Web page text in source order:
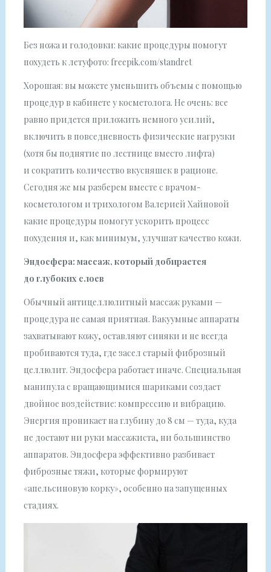
Без ножа и голодовки: какие процедуры помогут
похудеть к летуфото: freepik.com/standret
Хорошая: вы можете уменьшить объемы с помощью
процедур в кабинете у косметолога. Не очень: все
равно придется приложить немного усилий,
включить в повседневность физические нагрузки
(хотя бы поднятие по лестнице вместо лифта)
и сократить количество вкусняшек в рационе.
Сегодня же мы разберем вместе с врачом-
косметологом и трихологом Валерией Хайновой
какие процедуры помогут ускорить процесс
похудения и, как минимум, улучшат качество кожи.
Эндосфера: массаж, который добирается
до глубоких слоев
Обычный антицеллюлитный массаж руками —
процедура не самая приятная. Вакуумные аппараты
захватывают кожу, оставляют синяки и не всегда
пробиваются туда, где засел старый фиброзный
целлюлит. Эндосфера работает иначе. Специальная
манипула с вращающимися шариками создает
двойное воздействие: компрессию и вибрацию.
Энергия проникает на глубину до 8 см — туда, куда
не достают ни руки массажиста, ни большинство
аппаратов. Эндосфера эффективно разбивает
фиброзные тяжи, которые формируют
«апельсиновую корку», особенно на запущенных
стадиях.